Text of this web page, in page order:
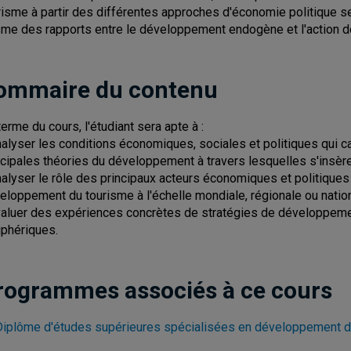
à partir des différentes approches d'économie politique
des rapports entre le développement endogène et l'action
du contenu
du cours, l'étudiant sera apte à :
les conditions économiques, sociales et politiques qui
théories du développement à travers lesquelles
le rôle des principaux acteurs économiques et
du tourisme à l'échelle mondiale, régionale ou
des expériences concrètes de stratégies de
associés à ce cours
d'études supérieures spécialisées en développement